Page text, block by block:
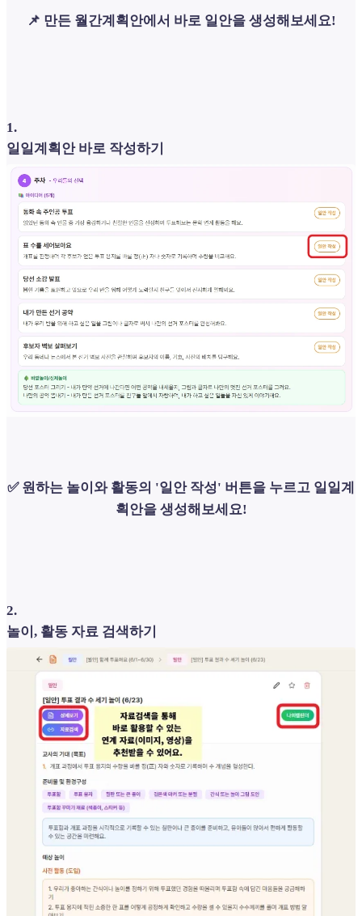
📌 만든 월간계획안에서 바로 일안을 생성해보세요!
1.
일일계획안 바로 작성하기
✅ 원하는 놀이와 활동의 '일안 작성' 버튼을 누르고 일일계
획안을 생성해보세요!
2.
놀이, 활동 자료 검색하기